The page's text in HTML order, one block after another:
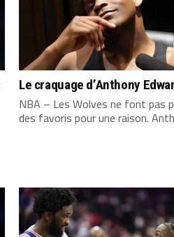
Le craquage d’Anthony
NBA – Les Wolves ne font pas
des favoris pour une raison.